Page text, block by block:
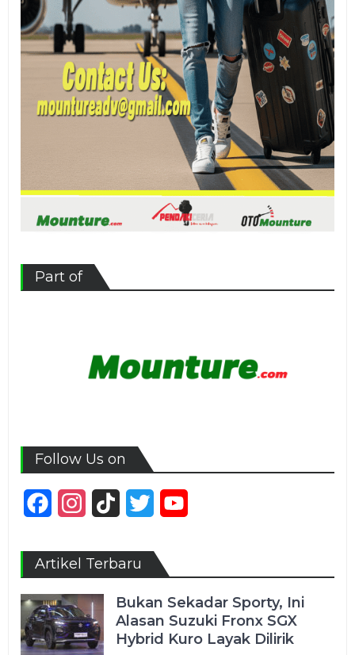
Part of
Follow Us on
FacebookInstagram
TikTok Twitter
Artikel Terbaru
Bukan Sekadar Sporty, Ini
Alasan Suzuki Fronx SGX
Hybrid Kuro Layak Dilirik